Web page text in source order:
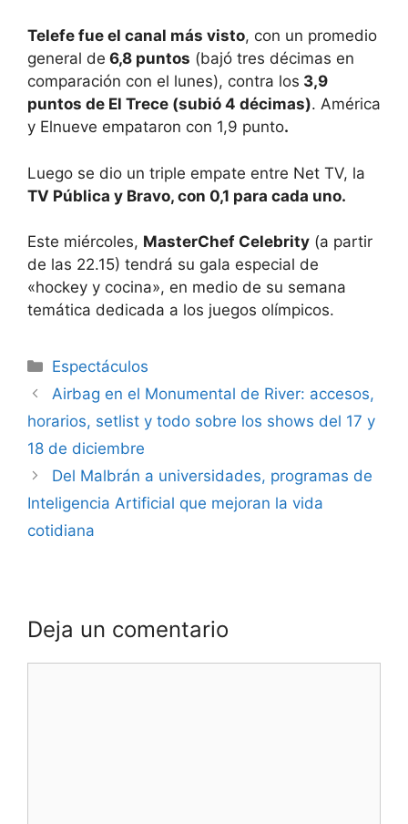
Telefe fue el canal más visto, con un promedio
general de 6,8 puntos (bajó tres décimas en
comparación con el lunes), contra los 3,9
puntos de El Trece (subió 4 décimas). América
y Elnueve empataron con 1,9 punto.
Luego se dio un triple empate entre Net TV, la
TV Pública y Bravo, con 0,1 para cada uno.
Este miércoles, MasterChef Celebrity (a partir
de las 22.15) tendrá su gala especial de
«hockey y cocina», en medio de su semana
temática dedicada a los juegos olímpicos.
Espectáculos
Airbag en el Monumental de River: accesos,
horarios, setlist y todo sobre los shows del 17 y
18 de diciembre
Del Malbrán a universidades, programas de
Inteligencia Artificial que mejoran la vida
cotidiana
Deja un comentario